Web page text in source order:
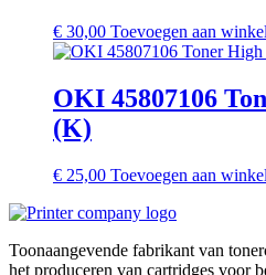
€ 30,00 Toevoegen aan
OKI 45807106
(K)
€ 25,00 Toevoegen aan
Toonaangevende fabrikant van
het produceren van cartridges voor